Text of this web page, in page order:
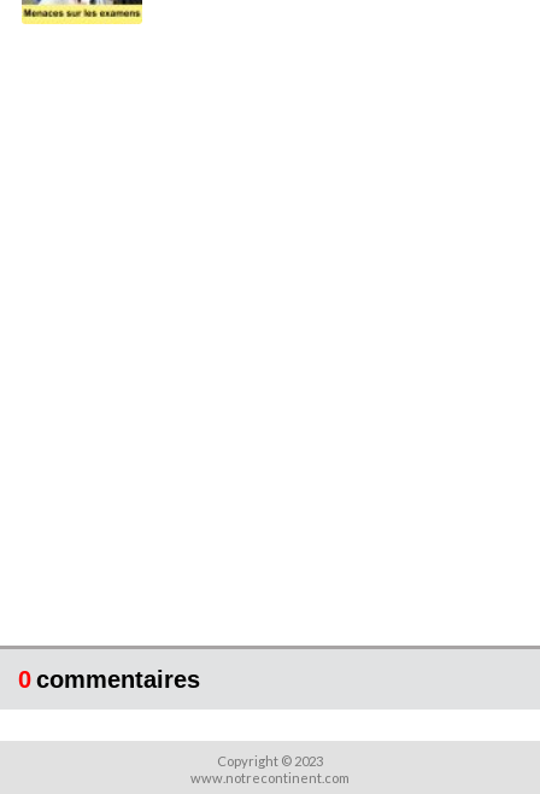
0commentaires
Copyright © 2023
www.notrecontinent.com